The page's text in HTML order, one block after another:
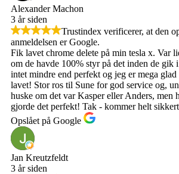
Alexander Machon
3 år siden
Trustindex verificerer, at den
anmeldelsen er Google.
Fik lavet chrome delete på min tesla x. Var
om de havde 100% styr på det inden de gik
intet mindre end perfekt og jeg er mega
lavet! Stor ros til Sune for god service og,
huske om det var Kasper eller Anders, men
gjorde det perfekt! Tak - kommer helt
Opslået på Google
Jan Kreutzfeldt
3 år siden